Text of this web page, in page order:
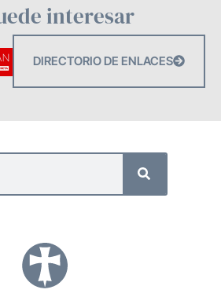
interesar
DIRECTORIO DE ENLACES